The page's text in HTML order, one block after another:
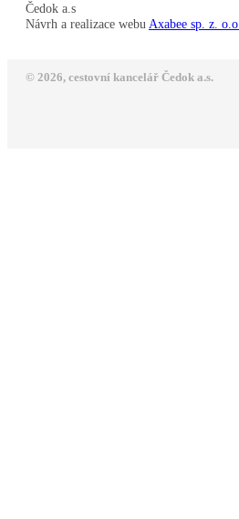
Čedok a.s
Návrh a realizace webu Axabee sp. z. o.o.
© 2026, cestovní kancelář Čedok a.s.